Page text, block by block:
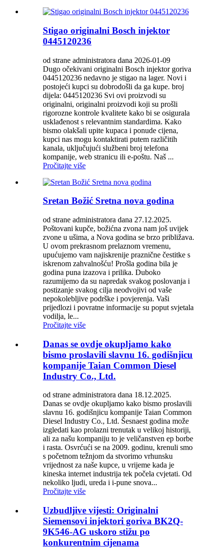
Stigao originalni Bosch injektor
0445120236
od strane administratora dana 2026-01-09
Dugo očekivani originalni Bosch injektor goriva
0445120236 nedavno je stigao na lager. Novi i
postojeći kupci su dobrodošli da ga kupe. broj
dijela: 0445120236 Svi ovi proizvodi su
originalni, originalni proizvodi koji su prošli
rigorozne kontrole kvalitete kako bi se osigurala
usklađenost s relevantnim standardima. Kako
bismo olakšali upite kupaca i ponude cijena,
kupci nas mogu kontaktirati putem različitih
kanala, uključujući službeni broj telefona
kompanije, web stranicu ili e-poštu. Naš ...
Pročitajte više
Sretan Božić Sretna nova godina
od strane administratora dana 27.12.2025.
Poštovani kupče, božićna zvona nam još uvijek
zvone u ušima, a Nova godina se brzo približava.
U ovom prekrasnom prelaznom vremenu,
upućujemo vam najiskrenije praznične čestitke s
iskrenom zahvalnošću! Prošla godina bila je
godina puna izazova i prilika. Duboko
razumijemo da su napredak svakog poslovanja i
postizanje svakog cilja neodvojivi od vaše
nepokolebljive podrške i povjerenja. Vaši
prijedlozi i povratne informacije su poput svjetala
vodilja, le...
Pročitajte više
Danas se ovdje okupljamo kako
bismo proslavili slavnu 16. godišnjicu
kompanije Taian Common Diesel
Industry Co., Ltd.
od strane administratora dana 18.12.2025.
Danas se ovdje okupljamo kako bismo proslavili
slavnu 16. godišnjicu kompanije Taian Common
Diesel Industry Co., Ltd. Šesnaest godina može
izgledati kao prolazni trenutak u velikoj historiji,
ali za našu kompaniju to je veličanstven ep borbe
i rasta. Osvrćući se na 2009. godinu, krenuli smo
s početnom težnjom da stvorimo vrhunsku
vrijednost za naše kupce, u vrijeme kada je
kineska internet industrija tek počela cvjetati. Od
nekoliko ljudi, ureda i i-pune snova...
Pročitajte više
Uzbudljive vijesti: Originalni
Siemensovi injektori goriva BK2Q-
9K546-AG uskoro stižu po
konkurentnim cijenama